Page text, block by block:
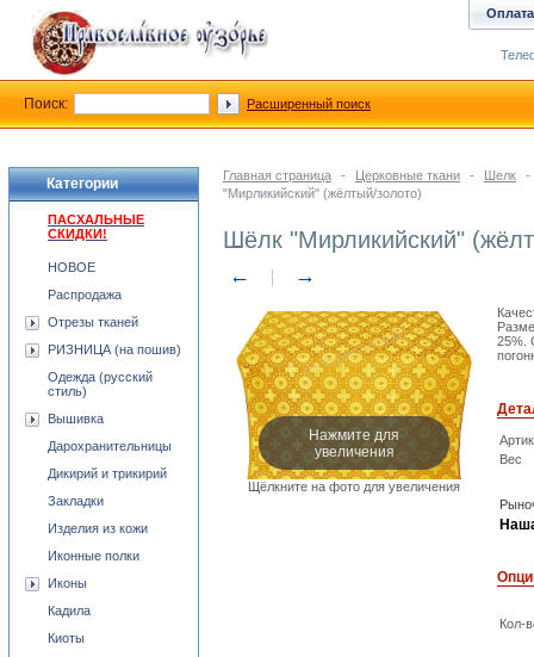
Главная страница - Церковные ткани - Шелк
-
"Мирликийский" (жёлтый/золото)
Шёлк "Мирликийский"
← →
Нажмите для
увеличения
Щёлкните на фото для увеличения
25%.
Вес
Кол-
Категории
ПАСХАЛЬНЫЕ
СКИДКИ!
НОВОЕ
Распродажа
Отрезы тканей
РИЗНИЦА (на пошив)
Одежда (русский
стиль)
Вышивка
Дарохранительницы
Дикирий и трикирий
Закладки
Изделия из кожи
Иконные полки
Иконы
Кадила
Киоты
Оплата
Поиск: Расширенный поиск